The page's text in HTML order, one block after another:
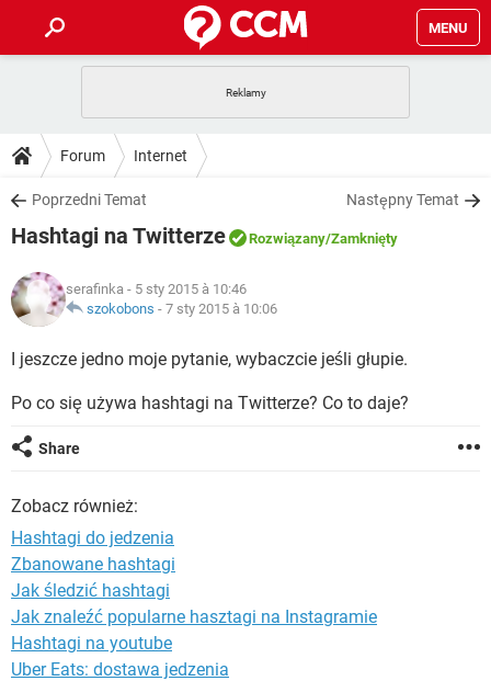
MENU
GRY
SPOTIFY
INSTAGRAM FACEBOOK
WINDOWS 10
PORADY
PlayStation
INSTAGRAM
WINDOWS 10
DO POBRANIA
ANDROID TIKTOK
GRY
IOS NETFLIX
INSTAGRAM FACEBOOK
COVID-19
GRY
SPOTIFY NETFLIX
INSTAGRAM FACEBOOK
WINDOWS 10
ARTYKUŁY
COVID-19 TIKTOK
INSTAGRAM
WINDOWS 10
Forum Internet
Poprzedni Temat Następny Temat
Hashtagi na Twitterze Rozwiązany/Zamknięty
serafinka - 5 sty 2015 à 10:46
szokobons - 7 sty 2015 à 10:06
I jeszcze jedno moje pytanie, wybaczcie jeśli głupie.
Po co się używa hashtagi na Twitterze? Co to daje?
Share
Zobacz również:
Hashtagi do jedzenia
Zbanowane hashtagi
Jak śledzić hashtagi
Jak znaleźć popularne hasztagi na Instagramie
Hashtagi na youtube
Uber Eats: dostawa jedzenia